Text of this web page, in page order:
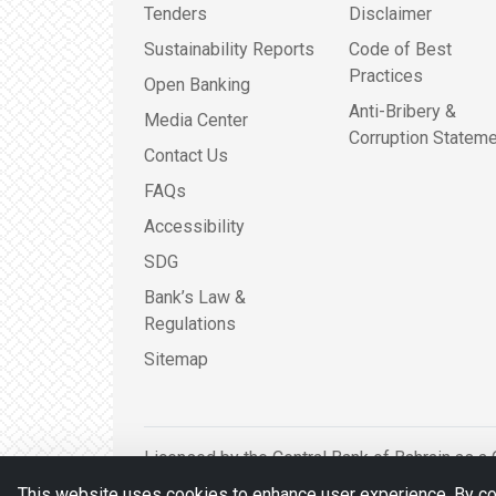
Tenders
Sustainability Reports
Open Banking
Media Center
Contact Us
FAQs
Accessibility
SDG
Bank’s Law &
Regulations
Sitemap
Disclaimer
Code of Best
Practices
Anti-Bribery &
Corruption
Licensed by the Central Bank of Bahrain as a